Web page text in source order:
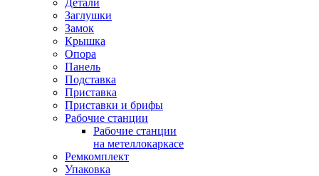
Детали
Заглушки
Замок
Крышка
Опора
Панель
Подставка
Приставка
Приставки и брифы
Рабочие станции
Рабочие станции
на метеллокаркасе
Ремкомплект
Упаковка